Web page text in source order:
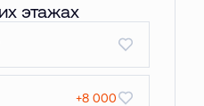
этажах
+8 000